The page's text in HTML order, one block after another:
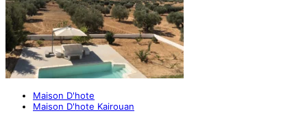
Maison D'hote
Maison D'hote Kairouan